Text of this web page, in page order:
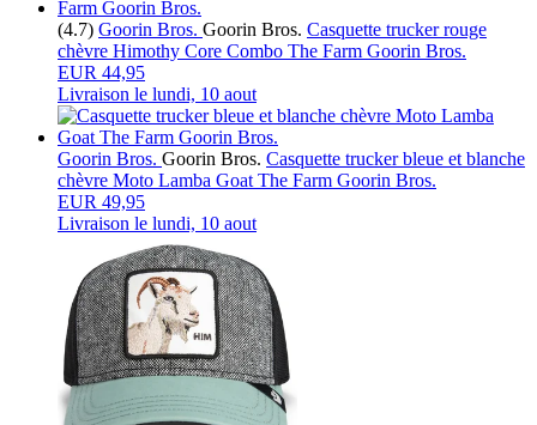
(4.7) Goorin Bros. Goorin Bros. Casquette trucker rouge
chèvre Himothy Core Combo The Farm Goorin Bros.
EUR 44,95
Livraison le lundi, 10 aout
Goorin Bros. Goorin Bros. Casquette trucker bleue et blanche
chèvre Moto Lamba Goat The Farm Goorin Bros.
EUR 49,95
Livraison le lundi, 10 aout